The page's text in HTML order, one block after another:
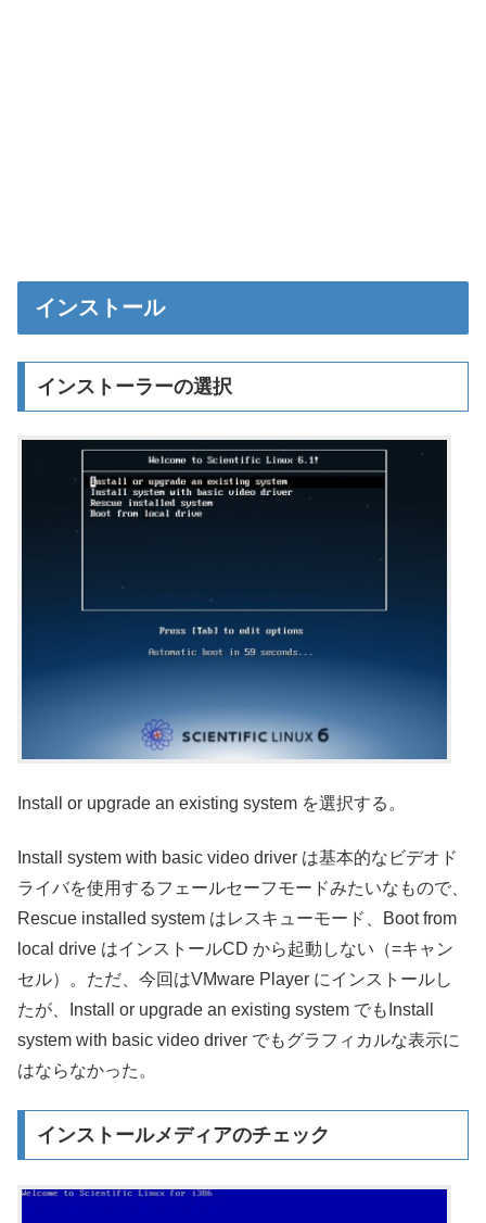
インストール
インストーラーの選択
Install or upgrade an existing system を選択する。
Install system with basic video driver は基本的なビデオド
ライバを使用するフェールセーフモードみたいなもので、
Rescue installed system はレスキューモード、Boot from
local drive はインストールCD から起動しない（=キャン
セル）。ただ、今回はVMware Player にインストールし
たが、Install or upgrade an existing system でもInstall
system with basic video driver でもグラフィカルな表示に
はならなかった。
インストールメディアのチェック